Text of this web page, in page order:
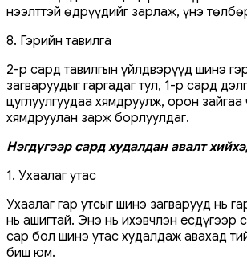
нээлттэй өдрүүдийг зарлаж, үнэ
8. Гэрийн тавилга
2-р сард тавилгын үйлдвэрүүд шинэ
загваруудыг гаргадаг тул, 1-р сард
цуглуулгуудаа хямдруулж, орон
хямдруулан зарж борлуулдаг.
Нэгдүгээр сард худалдан авалт
1. Ухаалаг утас
Ухаалаг гар утсыг шинэ загварууд нь
нь ашигтай. Энэ нь ихэвчлэн есдүгээр
сар бол шинэ утас худалдаж авахад
биш юм.